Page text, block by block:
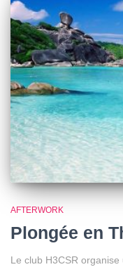
AFTERWORK
Plongée en
Le club H3CSR